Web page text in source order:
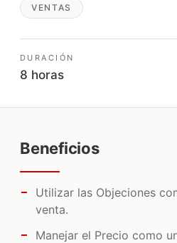
ATENCIÓN AL CLIENTE
CREATIVIDAD
GOOGLE
MARKETING
VENTAS
DURACIÓN
8 horas
Beneficios
Utilizar las Objeciones
venta.
Manejar el Precio como